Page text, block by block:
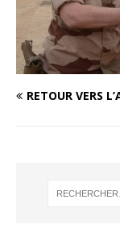
RETOUR VERS